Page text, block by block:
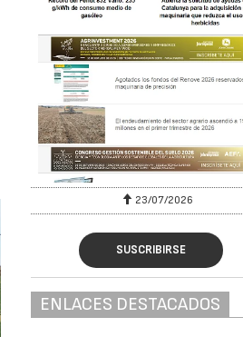
23/07/2026
SUSCRIBIRSE
ENLACES DESTACADOS